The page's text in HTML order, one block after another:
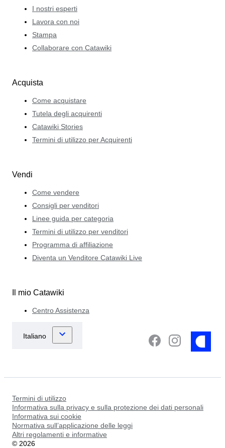
I nostri esperti
Lavora con noi
Stampa
Collaborare con Catawiki
Acquista
Come acquistare
Tutela degli acquirenti
Catawiki Stories
Termini di utilizzo per Acquirenti
Vendi
Come vendere
Consigli per venditori
Linee guida per categoria
Termini di utilizzo per venditori
Programma di affiliazione
Diventa un Venditore Catawiki Live
Il mio Catawiki
Centro Assistenza
Termini di utilizzo
Informativa sulla privacy e sulla protezione dei dati personali
Informativa sui cookie
Normativa sull’applicazione delle leggi
Altri regolamenti e informative
© 2026